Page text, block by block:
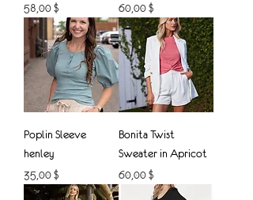
Prix
58,00 $
Prix
60,00 $
Poplin Sleeve
henley
Prix
35,00 $
Bonita Twist
Sweater in Apricot
Prix
60,00 $